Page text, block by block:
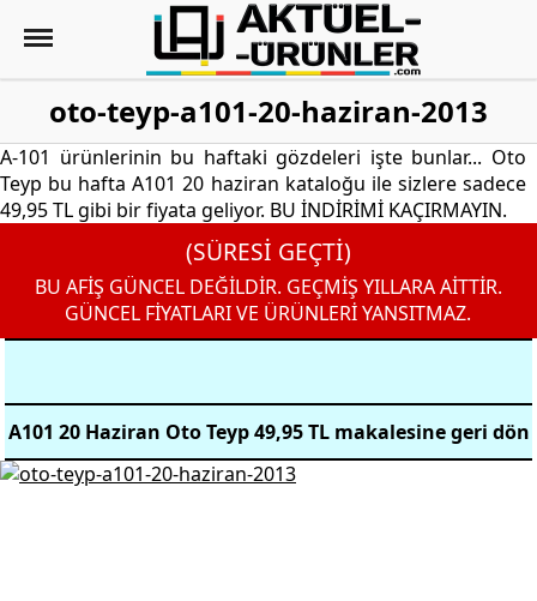
oto-teyp-a101-20-haziran-2013
A-101 ürünlerinin bu haftaki gözdeleri işte bunlar... Oto
Teyp bu hafta A101 20 haziran kataloğu ile sizlere sadece
49,95 TL gibi bir fiyata geliyor. BU İNDİRİMİ KAÇIRMAYIN.
(SÜRESİ GEÇTİ)
BU AFİŞ GÜNCEL DEĞİLDİR. GEÇMİŞ YILLARA AİTTİR.
GÜNCEL FİYATLARI VE ÜRÜNLERİ YANSITMAZ.
A101 20 Haziran Oto Teyp 49,95 TL makalesine geri dön